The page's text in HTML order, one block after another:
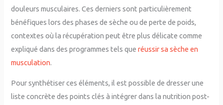
douleurs musculaires. Ces derniers sont particulièrement
bénéfiques lors des phases de sèche ou de perte de poids,
contextes où la récupération peut être plus délicate comme
expliqué dans des programmes tels queréussir sa sèche en
musculation.
Pour synthétiser ces éléments, il est possible de dresser une
liste concrète des points clés à intégrer dans la nutrition post-